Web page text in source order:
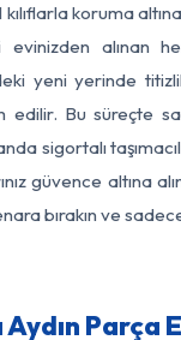
kılıflarla koruma
evinizden alınan
yeni yerinde
edilir. Bu süreçte
sigortalı
güvence altına
bırakın ve
Parça